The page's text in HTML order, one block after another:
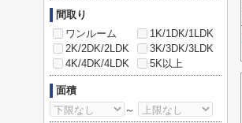
間取り
ワンルーム
1K/1DK/1LDK
2K/2DK/2LDK
3K/3DK/3LDK
4K/4DK/4LDK
5K以上
面積
～